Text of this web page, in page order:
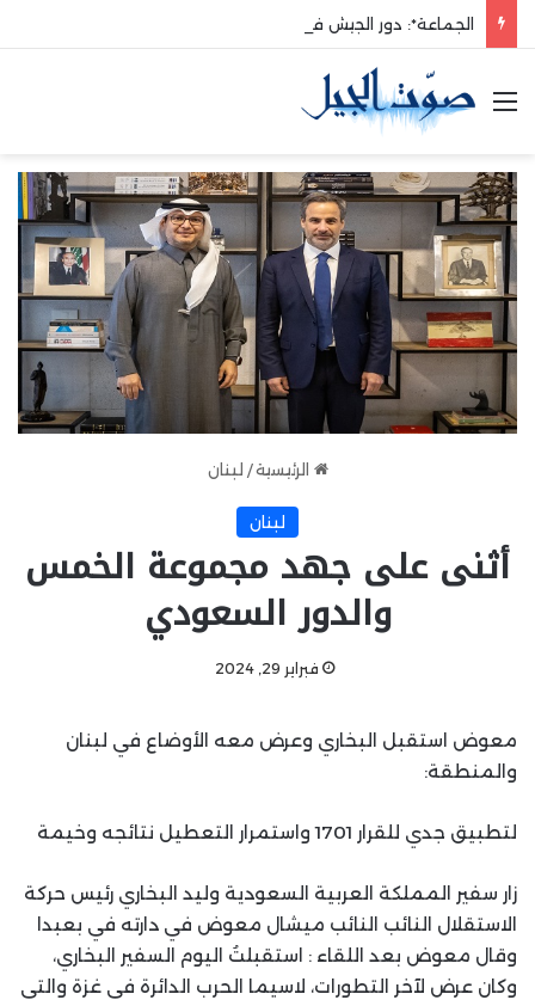
القائمة
الرئيسية / لبنان
لبنان
أثنى على جهد مجموعة الخمس
والدور السعودي
فبراير 29, 2024
معوض استقبل البخاري وعرض معه الأوضاع في لبنان
والمنطقة:
لتطبيق جدي للقرار 1701 واستمرار التعطيل نتائجه وخيمة
زار سفير المملكة العربية السعودية وليد البخاري رئيس حركة
الاستقلال النائب النائب ميشال معوض في دارته في بعبدا
وقال معوض بعد اللقاء : استقبلتُ اليوم السفير البخاري،
وكان عرض لآخر التطورات، لاسيما الحرب الدائرة في غزة والتي